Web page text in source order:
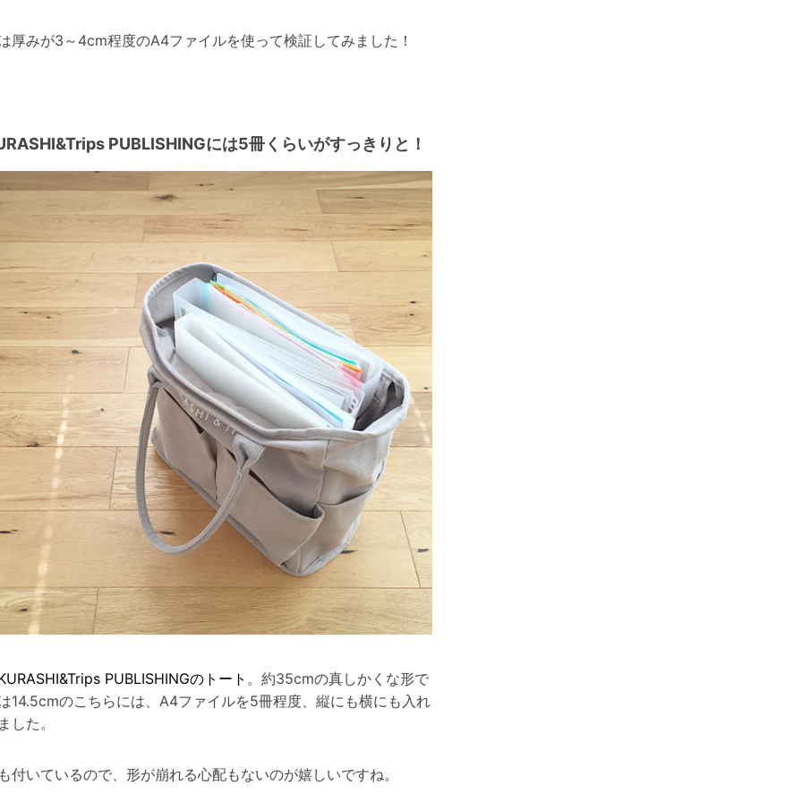
厚みが3～4cm程度のA4ファイルを使って検証してみました！
PUBLISHINGには5冊くらいがすっきりと！
PUBLISHINGのトート 。約35cmの真しかくな形で
14.5cmのこちらには、A4ファイルを5冊程度、縦にも横にも入れ
した。
付いているので、形が崩れる心配もないのが嬉しいですね。